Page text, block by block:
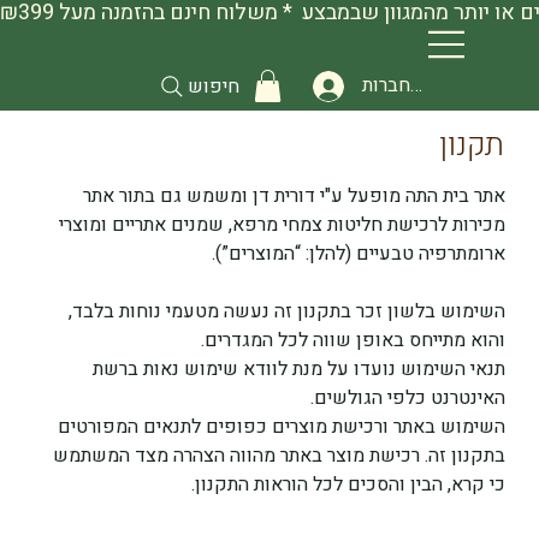
להתחברות חיפוש
תקנון
אתר בית התה מופעל ע"י דורית דן ומשמש גם בתור אתר
מכירות לרכישת חליטות צמחי מרפא, שמנים אתריים ומוצרי
ארומתרפיה טבעיים (להלן: “המוצרים”).
השימוש בלשון זכר בתקנון זה נעשה מטעמי נוחות בלבד,
והוא מתייחס באופן שווה לכל המגדרים.
תנאי השימוש נועדו על מנת לוודא שימוש נאות ברשת
האינטרנט כלפי הגולשים.
השימוש באתר ורכישת מוצרים כפופים לתנאים המפורטים
בתקנון זה. רכישת מוצר באתר מהווה הצהרה מצד המשתמש
כי קרא, הבין והסכים לכל הוראות התקנון.